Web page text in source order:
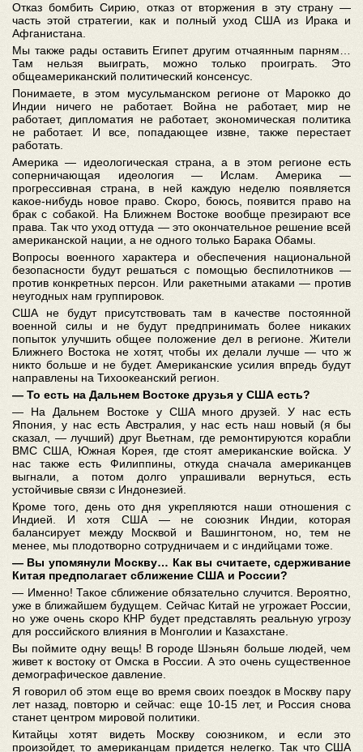
Отказ бомбить Сирию, отказ от вторжения в эту страну ―
часть этой стратегии, как и полный уход США из Ирака и
Афганистана.
Мы также рады оставить Египет другим отчаянным парням…
Там нельзя выиграть, можно только проиграть. Это
общеамериканский политический консенсус.
Понимаете, в этом мусульманском регионе от Марокко до
Индии ничего не работает. Война не работает, мир не
работает, дипломатия не работает, экономическая политика
не работает. И все, попадающее извне, также перестает
работать.
Америка ― идеологическая страна, а в этом регионе есть
соперничающая идеология ― Ислам. Америка ―
прогрессивная страна, в ней каждую неделю появляется
какое-нибудь новое право. Скоро, боюсь, появится право на
брак с собакой. На Ближнем Востоке вообще презирают все
права. Так что уход оттуда ― это окончательное решение всей
американской нации, а не одного только Барака Обамы.
Вопросы военного характера и обеспечения национальной
безопасности будут решаться с помощью беспилотников ―
против конкретных персон. Или ракетными атаками ― против
неугодных нам группировок.
США не будут присутствовать там в качестве постоянной
военной силы и не будут предпринимать более никаких
попыток улучшить общее положение дел в регионе. Жители
Ближнего Востока не хотят, чтобы их делали лучше ― что ж
никто больше и не будет. Американские усилия впредь будут
направлены на Тихоокеанский регион.
― То есть на Дальнем Востоке друзья у США есть?
― На Дальнем Востоке у США много друзей. У нас есть
Япония, у нас есть Австралия, у нас есть наш новый (я бы
сказал, ― лучший) друг Вьетнам, где ремонтируются корабли
ВМС США, Южная Корея, где стоят американские войска. У
нас также есть Филиппины, откуда сначала американцев
выгнали, а потом долго упрашивали вернуться, есть
устойчивые связи с Индонезией.
Кроме того, день ото дня укрепляются наши отношения с
Индией. И хотя США ― не союзник Индии, которая
балансирует между Москвой и Вашингтоном, но, тем не
менее, мы плодотворно сотрудничаем и с индийцами тоже.
― Вы упомянули Москву… Как вы считаете, сдерживание
Китая предполагает сближение США и России?
― Именно! Такое сближение обязательно случится. Вероятно,
уже в ближайшем будущем. Сейчас Китай не угрожает России,
но уже очень скоро КНР будет представлять реальную угрозу
для российского влияния в Монголии и Казахстане.
Вы поймите одну вещь! В городе Шэньян больше людей, чем
живет к востоку от Омска в России. А это очень существенное
демографическое давление.
Я говорил об этом еще во время своих поездок в Москву пару
лет назад, повторю и сейчас: еще 10-15 лет, и Россия снова
станет центром мировой политики.
Китайцы хотят видеть Москву союзником, и если это
произойдет, то американцам придется нелегко. Так что США